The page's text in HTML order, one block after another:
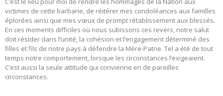
victimes de cette barbarie, de réitérer mes condoléances aux familles
éplorées ainsi que mes vœux de prompt rétablissement aux blessés.
En ces moments difficiles où nous subissons ces revers, notre salut
doit résider dans l’unité, la cohésion et l’engagement déterminé des
filles et fils de notre pays à défendre la Mère-Patrie. Tel a été de tout
temps notre comportement, lorsque les circonstances l’exigeaient.
C’est aussi la seule attitude qui convienne en de pareilles
circonstances.